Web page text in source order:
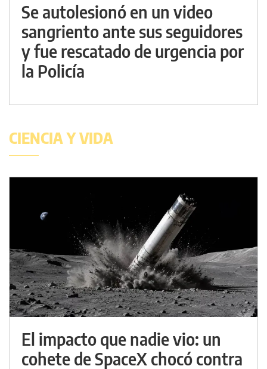
Se autolesionó en un video
sangriento ante sus seguidores
y fue rescatado de urgencia por
la Policía
CIENCIA Y VIDA
El impacto que nadie vio: un
cohete de SpaceX chocó contra